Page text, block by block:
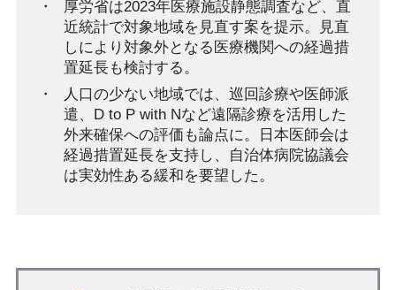
厚労省は2023年医療施設静態調査など、直
近統計で対象地域を見直す案を提示。見直
しにより対象外となる医療機関への経過措
置延長も検討する。
人口の少ない地域では、巡回診療や医師派
遣、D to P with Nなど遠隔診療を活用した
外来確保への評価も論点に。日本医師会は
経過措置延長を支持し、自治体病院協議会
は実効性ある緩和を要望した。